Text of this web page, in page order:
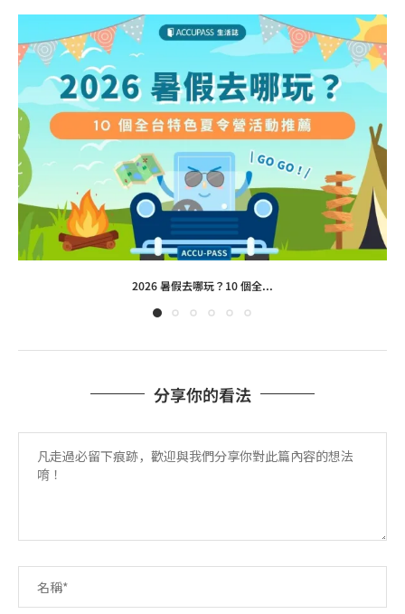
2026 暑假去哪玩？10 個全...
分享你的看法